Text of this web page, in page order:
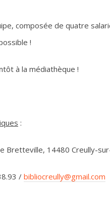
composée de quatre
!
à la médiathèque !
:
Bretteville, 14480 Creully-
/ bibliocreully@gmail.com